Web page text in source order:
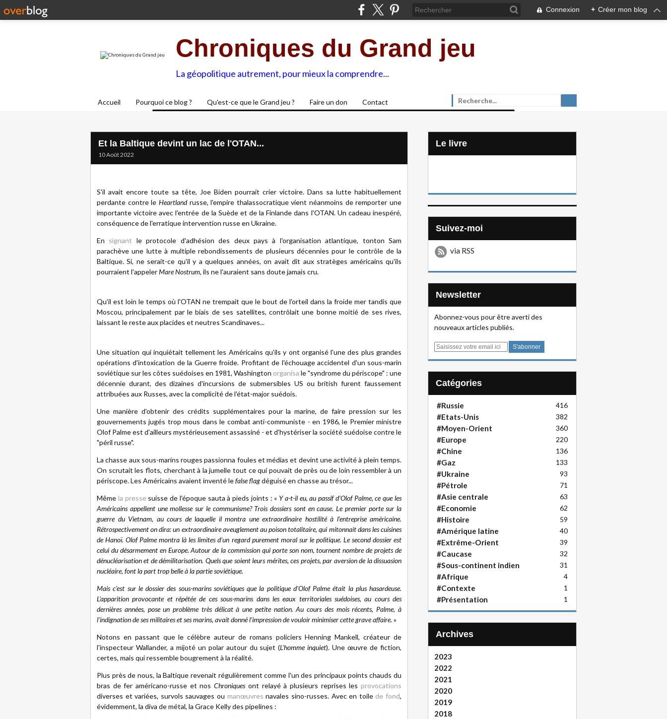
Connexion + Créer mon blog
Chroniques du Grand jeu
La géopolitique autrement, pour mieux la comprendre...
Accueil Pourquoi ce blog ? Qu'est-ce que le Grand jeu ? Faire un don Contact
Et la Baltique devint un lac de l'OTAN...
10 Août 2022
S'il avait encore toute sa tête, Joe Biden pourrait crier victoire. Dans sa lutte habituellement
perdante contre le Heartland russe, l'empire thalassocratique vient néanmoins de remporter une
importante victoire avec l'entrée de la Suède et de la Finlande dans l'OTAN. Un cadeau inespéré,
conséquence de l'erratique intervention russe en Ukraine.
En signant le protocole d'adhésion des deux pays à l'organisation atlantique, tonton Sam
parachève une lutte à multiple rebondissements de plusieurs décennies pour le contrôle de la
Baltique. Si, ne serait-ce qu'il y a quelques années, on avait dit aux stratèges américains qu'ils
pourraient l'appelerMare Nostrum, ils ne l'auraient sans doute jamais cru.
Qu'il est loin le temps où l'OTAN ne trempait que le bout de l'orteil dans la froide mer tandis que
Moscou, principalement par le biais de ses satellites, contrôlait une bonne moitié de ses rives,
laissant le reste aux placides et neutres Scandinaves...
Une situation qui inquiétait tellement les Américains qu'ils y ont organisé l'une des plus grandes
opérations d'intoxication de la Guerre froide. Profitant de l'échouage accidentel d'un sous-marin
soviétique sur les côtes suédoises en 1981, Washington organisa le "syndrome du périscope" : une
décennie durant, des dizaines d'incursions de submersibles US ou british furent faussement
attribuées aux Russes, avec la complicité de l'état-major suédois.
Une manière d'obtenir des crédits supplémentaires pour la marine, de faire pression sur les
gouvernements jugés trop mous dans le combat anti-communiste - en 1986, le Premier ministre
Olof Palme est d'ailleurs mystérieusement assassiné - et d'hystériser la société suédoise contre le
"péril russe".
La chasse aux sous-marins rouges passionna foules et médias et devint une activité à plein temps.
On scrutait les flots, cherchant à la jumelle tout ce qui pouvait de près ou de loin ressembler à un
périscope. Les Américains avaient inventé lefalse flagdéguisé en chasse au trésor...
Même la presse suisse de l'époque sauta à pieds joints : « Y a-t-il eu, au passif d’Olof Palme, ce que les
Américains appellent une mollesse sur le communisme? Trois dossiers sont en cause. Le premier porte sur la
guerre du Vietnam, au cours de laquelle il montra une extraordinaire hostilité à l’entreprise américaine.
Rétrospectivement on dira: un extraordinaire aveuglement au poison totalitaire, qui mitonnait dans les cuisines
de Hanoï. Olof Palme montra là les limites d’un regard purement moral sur le politique. Le second dossier est
celui du désarmement en Europe. Autour de la commission qui porte son nom, tournent nombre de projets de
dénucléarisation et de démilitarisation. Quels que soient leurs mérites, ces projets, par aversion de la dissuasion
nucléaire, font la part trop belle à la partie soviétique.
Mais c’est sur le dossier des sous-marins soviétiques que la politique d’Olof Palme était la plus hasardeuse.
L’apparition provocante et répétée de ces sous-marins dans les eaux territoriales suédoises, au cours des
dernières années, pose un problème très délicat à une petite nation. Au cours des mois récents, Palme, à
l’indignation de ses militaires et ses marins, avait donné l’impression de vouloir minimiser cette grave affaire. »
Notons en passant que le célèbre auteur de romans policiers Henning Mankell, créateur de
l'inspecteur Wallander, a mijoté un polar autour du sujet (L'homme inquiet). Une œuvre de fiction,
certes, mais qui ressemble bougrement à la réalité.
Plus près de nous, la Baltique revenait régulièrement comme l'un des principaux points chauds du
bras de fer américano-russe et nosChroniques ont relayé à plusieurs reprises lesprovocations
diverses et variées, survols sauvages ou manœuvres navales sino-russes. Avec en toile de fond,
évidemment, la diva de métal, la Grace Kelly des pipelines :
Le livre
Suivez-moi
via RSS
Newsletter
Abonnez-vous pour être averti des
nouveaux articles publiés.
E
Catégories
#Russie 416
#Etats-Unis 382
#Moyen-Orient 360
#Europe 220
#Chine 136
#Gaz 133
#Ukraine 93
#Pétrole 71
#Asie centrale 63
#Economie 62
#Histoire 59
#Amérique latine 40
#Extrême-Orient 39
#Caucase 32
#Sous-continent indien 31
#Afrique 4
#Contexte 1
#Présentation 1
Archives
2023
2022
2021
2020
2019
2018